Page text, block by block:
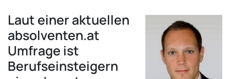
Laut einer aktuellen
absolventen.at
Umfrage ist
Berufseinsteigern